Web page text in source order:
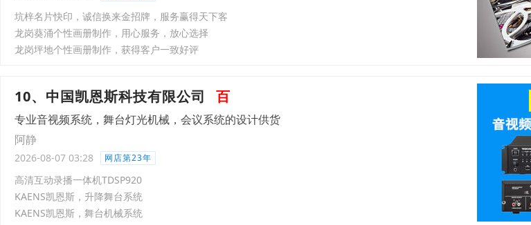
坑梓名片快印，诚信换来金招牌，服务赢得天下客
龙岗葵涌个性画册制作，用心服务，放心选择
龙岗坪地个性画册制作，获得客户一致好评
10、中国凯恩斯科技有限公司 百
专业音视频系统，舞台灯光机械，会议系统的设计供货
阿静
2026-08-07 03:28 网店第23年
高清互动录播一体机TDSP920
KAENS凯恩斯，升降舞台系统
KAENS凯恩斯，舞台机械系统